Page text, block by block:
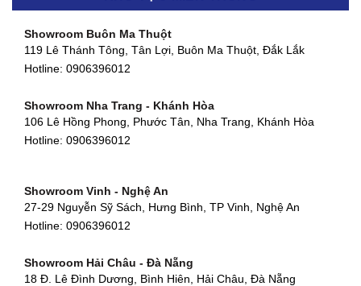
Showroom Thuận An - Bình Dương
Showroom Quận 11 - TP. HCM
Showroom Quận 4 - TP. HCM
127 Khánh Hội, Phường 3, Quận 4,TP. HCM
Showroom Quận 7 - TP. HCM
Showroom Buôn Ma Thuột
119 Lê Thánh Tông, Tân Lợi, Buôn Ma Thuột, Đắk Lắk
Hotline: 0906396012
Showroom Nha Trang - Khánh Hòa
106 Lê Hồng Phong, Phước Tân, Nha Trang, Khánh Hòa
Hotline: 0906396012
Showroom Vinh - Nghệ An
27-29 Nguyễn Sỹ Sách, Hưng Bình, TP Vinh, Nghệ An
Hotline: 0906396012
Showroom Hải Châu - Đà Nẵng
18 Đ. Lê Đình Dương, Bình Hiên, Hải Châu, Đà Nẵng